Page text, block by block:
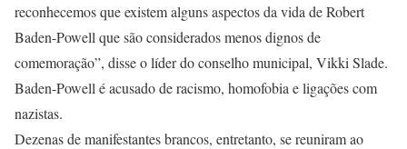
reconhecemos que existem alguns aspectos da vida de Robert
Baden-Powell que são considerados menos dignos de
comemoração”, disse o líder do conselho municipal, Vikki Slade.
Baden-Powell é acusado de racismo, homofobia e ligações com
nazistas.
Dezenas de manifestantes brancos, entretanto, se reuniram ao